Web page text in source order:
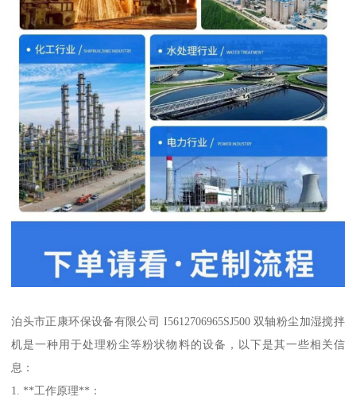
泊头市正康环保设备有限公司 I5612706965SJ500 双轴粉尘加湿搅拌
机是一种用于处理粉尘等粉状物料的设备，以下是其一些相关信
息：
1. **工作原理**：